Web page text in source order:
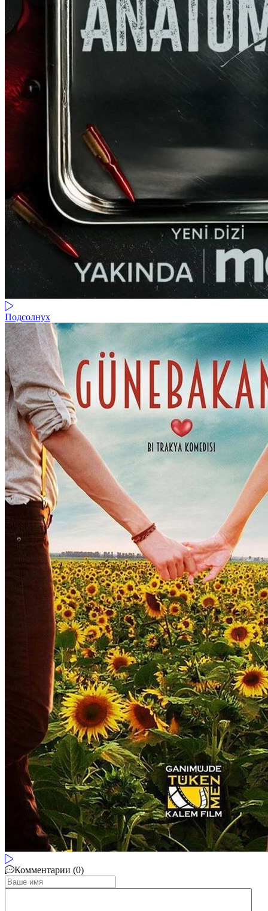
Подсолнух
Комментарии (0)